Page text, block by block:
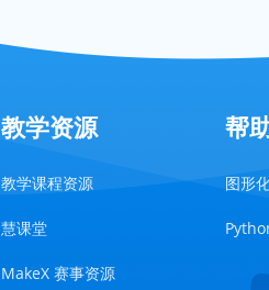
教学资源
教学课程资源
慧课堂
MakeX 赛事资源
帮
图形